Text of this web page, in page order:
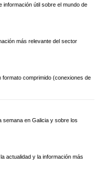
información útil sobre el mundo de
más relevante del sector
formato comprimido (conexiones de
semana en Galicia y sobre los
actualidad y la información más